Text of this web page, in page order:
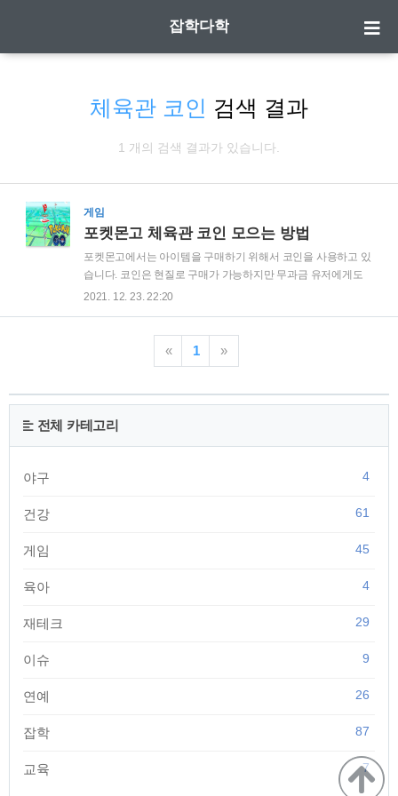
잡학다학
체육관 코인 검색 결과
1 개의 검색 결과가 있습니다.
게임
포켓몬고 체육관 코인 모으는 방법
포켓몬고에서는 아이템을 구매하기 위해서 코인을 사용하고 있
습니다. 코인은 현질로 구매가 가능하지만 무과금 유저에게도
살길이 필요하기에 코인을 별도로 모으는 방법이 있습니다. 바
체육관들이 각 지역마다 지정되있는데요. 위의 그림과 같이 동
그란 배틀 공간이 있는 곳이 체육관입니다. 체육관은 팀별로 색
강, 노랑, 파랑 세가지가 있습니다. 이후 팀 컬러를 변경하려면
1,000코인을 지불하고 변경해야하니 신중히 고르시기 바랍니
다. 그리고 체육관을 선택하면 위의 그림과 같이 몬스터들이 배
2021. 12. 23. 22:20
« 1 »
전체 카테고리
야구 4
건강 61
게임 45
육아 4
재테크 29
이슈 9
연예 26
잡학 87
교육 7